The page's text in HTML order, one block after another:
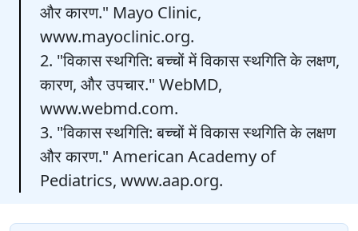
और कारण." Mayo Clinic,
www.mayoclinic.org.
2. "विकास स्थगिति: बच्चों में विकास स्थगिति के लक्षण,
कारण, और उपचार." WebMD,
www.webmd.com.
3. "विकास स्थगिति: बच्चों में विकास स्थगिति के लक्षण
और कारण." American Academy of
Pediatrics, www.aap.org.